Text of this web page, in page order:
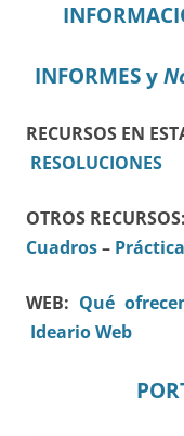
INFORMES y
RECURSOS EN
RESOLUCIONES
OTROS RECURSOS:
Cuadros– Práctica
WEB: Qué
Ideario Web